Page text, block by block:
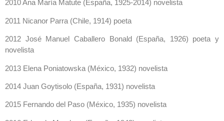
2010 Ana María Matute (España, 1925-2014) novelista
2011 Nicanor Parra (Chile, 1914) poeta
2012 José Manuel Caballero Bonald (España, 1926) poeta y
novelista
2013 Elena Poniatowska (México, 1932) novelista
2014 Juan Goytisolo (España, 1931) novelista
2015 Fernando del Paso (México, 1935) novelista